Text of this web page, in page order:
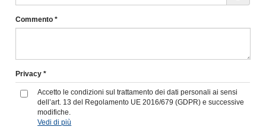
Commento *
Privacy *
Accetto le condizioni sul trattamento dei dati personali ai sensi
dell’art. 13 del Regolamento UE 2016/679 (GDPR) e successive
modifiche.
Vedi di più